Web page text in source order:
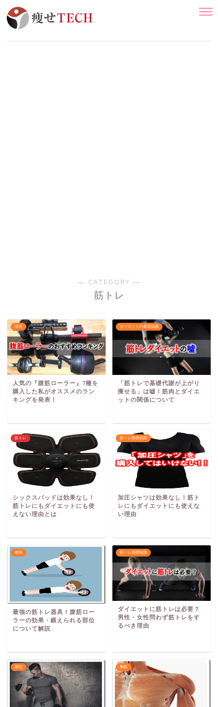
― CATEGORY ―
筋トレ
器具
人気の『腹筋ローラー』7種を
購入した私がオススメのラン
キングを発表！
ダイエットの基礎知識
「筋トレで基礎代謝が上がり
痩せる」は嘘！筋肉とダイエ
ットの関係について
筋トレ
シックスパッドは効果なし！
筋トレにもダイエットにも使
えない理由とは
筋トレ基礎知識
加圧シャツは効果なし！筋ト
レにもダイエットにも使えな
い理由
腹筋
最強の筋トレ器具！腹筋ロー
ラーの効果・鍛えられる部位
について解説
筋トレ基礎知識
ダイエットに筋トレは必要？
男性・女性問わず筋トレをす
るべき理由
腕筋 胸筋